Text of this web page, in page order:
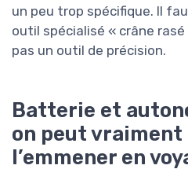
un peu trop spécifique. Il
outil spécialisé « crâne
pas un outil de précision.
Batterie et
on peut vraiment
l’emmener en